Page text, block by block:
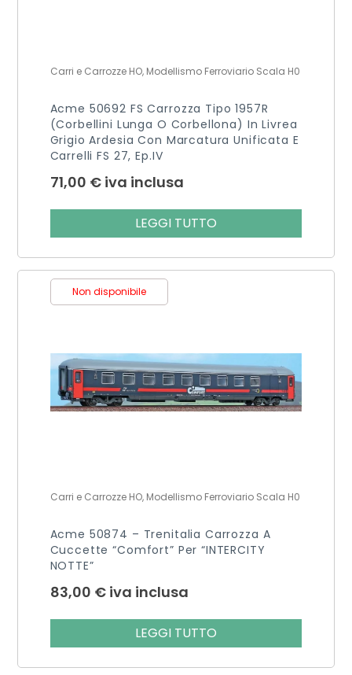
Carri e Carrozze HO, Modellismo Ferroviario Scala H0
Acme 50692 FS Carrozza Tipo 1957R
(Corbellini Lunga O Corbellona) In Livrea
Grigio Ardesia Con Marcatura Unificata E
Carrelli FS 27, Ep.IV
71,00 € iva inclusa
LEGGI TUTTO
Non disponibile
Carri e Carrozze HO, Modellismo Ferroviario Scala H0
Acme 50874 – Trenitalia Carrozza A
Cuccette “Comfort” Per “INTERCITY
NOTTE”
83,00 € iva inclusa
LEGGI TUTTO